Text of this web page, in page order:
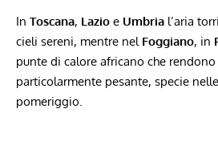
In Toscana, Lazio e Umbria l’aria
cieli sereni, mentre nel Foggiano, in
punte di calore africano che
particolarmente pesante, specie
pomeriggio.